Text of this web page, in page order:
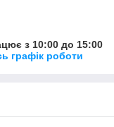
з 10:00 до 15:00
графік роботи